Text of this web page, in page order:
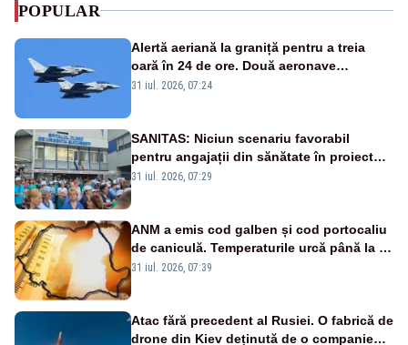
POPULAR
Alertă aeriană la graniță pentru a treia
oară în 24 de ore. Două aeronave
Eurofighter britanice au fost ridicate de la
31 iul. 2026, 07:24
SANITAS: Niciun scenariu favorabil
pentru angajații din sănătate în proiectul
Legii salarizării
31 iul. 2026, 07:29
ANM a emis cod galben și cod portocaliu
de caniculă. Temperaturile urcă până la 38
de grade, iar nopțile devin tropicale
31 iul. 2026, 07:39
Atac fără precedent al Rusiei. O fabrică de
drone din Kiev deținută de o companie